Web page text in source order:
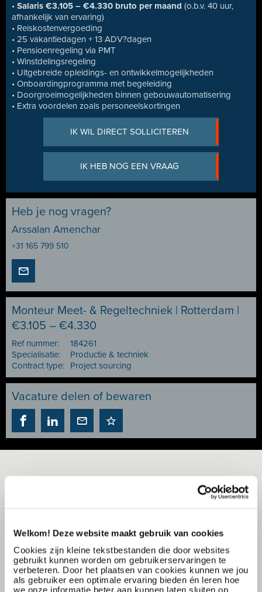
Welkom! Deze website maakt gebruik van cookies
Cookies zijn kleine tekstbestanden die door websites
gebruikt kunnen worden om gebruikerservaringen te
verbeteren. Door het plaatsen van cookies kunnen we jou
als gebruiker een optimale ervaring bieden én leren hoe
we onze informatie beter aan kunnen laten sluiten op
• Salaris €3.105 – €4.330 bruto per maand (o.b.v. 40 uur,
afhankelijk van ervaring)
• Reiskostenvergoeding
• 25 vakantiedagen + 13 ADV?dagen
• Pensioenregeling via PMT
• Winstdelingsregeling
• Uitgebreide opleidings- en ontwikkelmogelijkheden
• Onboardingprogramma met begeleiding
• Doorgroeimogelijkheden binnen gebouwautomatisering
• Extra voordelen zoals personeelskortingen
IK WIL DIRECT SOLLICITEREN
IK HEB NOG EEN VRAAG
Heb je nog vragen?
Arssalan Amenchar
+31 165 799 510
Monteur Meet- & Regeltechniek | Rotterdam |
€3.105 – €4.330
Ref nummer:
184261
Specialisatie:
Productie & techniek
Contract type:
Project sourcing
Vacature delen of bewaren